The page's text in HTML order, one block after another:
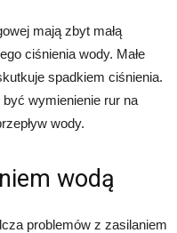
mają zbyt małą
ciśnienia wody. Małe
spadkiem ciśnienia.
wymienienie rur na
wody.
wodą
problemów z zasilaniem